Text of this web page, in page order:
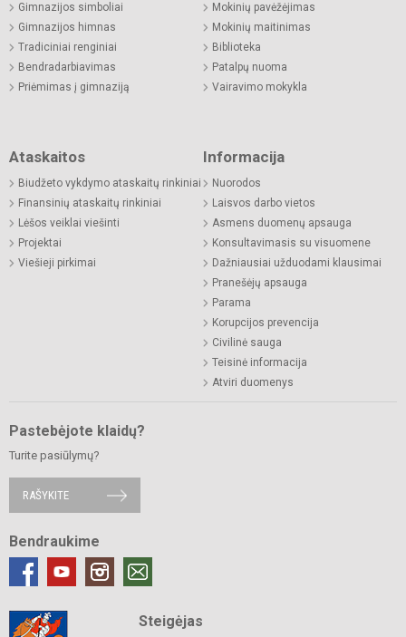
Gimnazijos simboliai
Gimnazijos himnas
Tradiciniai renginiai
Bendradarbiavimas
Priėmimas į gimnaziją
Mokinių pavėžėjimas
Mokinių maitinimas
Biblioteka
Patalpų nuoma
Vairavimo mokykla
Ataskaitos
Biudžeto vykdymo ataskaitų rinkiniai
Finansinių ataskaitų rinkiniai
Lėšos veiklai viešinti
Projektai
Viešieji pirkimai
Informacija
Nuorodos
Laisvos darbo vietos
Asmens duomenų apsauga
Konsultavimasis su visuomene
Dažniausiai užduodami klausimai
Pranešėjų apsauga
Parama
Korupcijos prevencija
Civilinė sauga
Teisinė informacija
Atviri duomenys
Pastebėjote klaidų?
Turite pasiūlymų?
RAŠYKITE
Bendraukime
Steigėjas